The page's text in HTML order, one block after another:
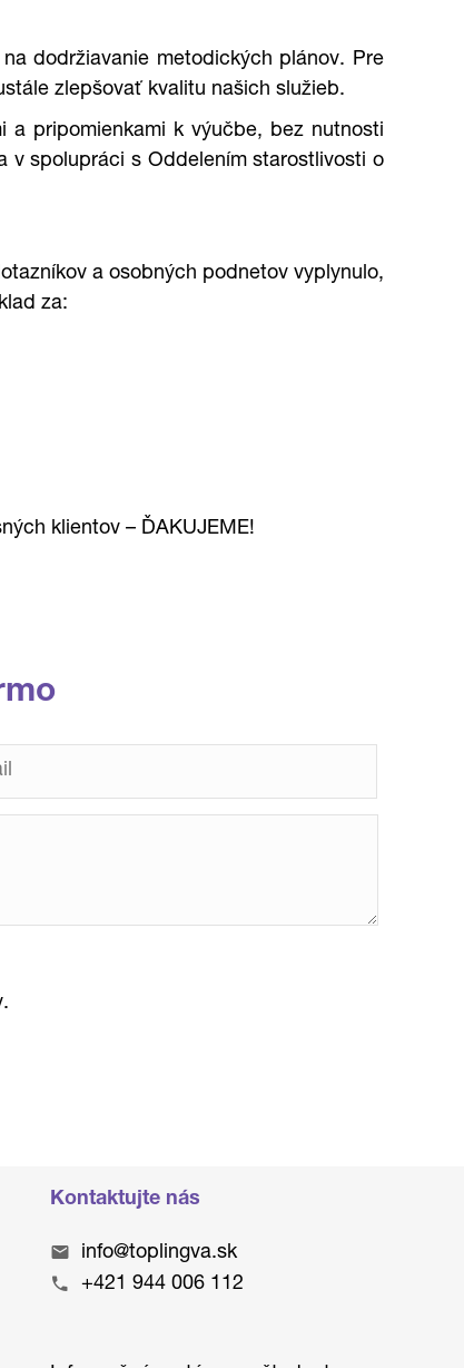
dodržiavanie metodických plánov. Pre
zlepšovať kvalitu našich služieb.
a pripomienkami k výučbe, bez nutnosti
v spolupráci s Oddelením starostlivosti o
a osobných podnetov vyplynulo,
za:
klientov – ĎAKUJEME!
Kontaktujte nás
info@toplingva.sk
+421 944 006 112